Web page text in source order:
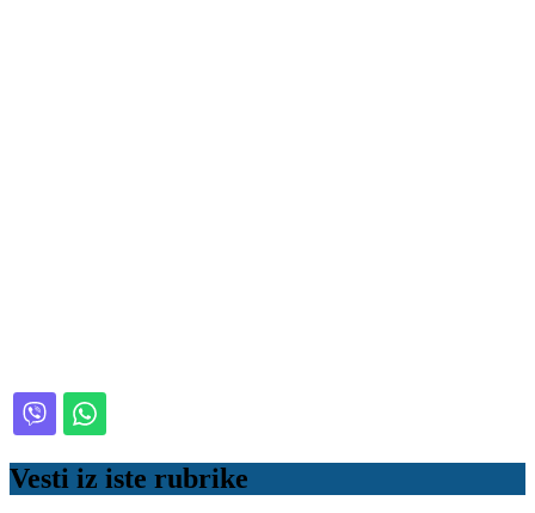
Vesti iz iste rubrike